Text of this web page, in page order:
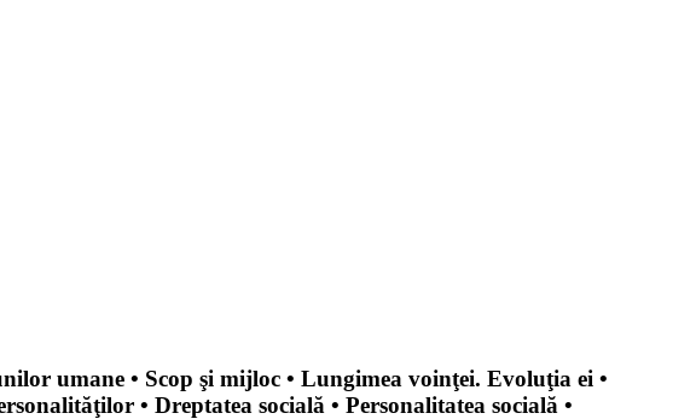
umane • Scop şi mijloc • Lungimea voinţei. Evoluţia ei •
• Dreptatea socială • Personalitatea socială •